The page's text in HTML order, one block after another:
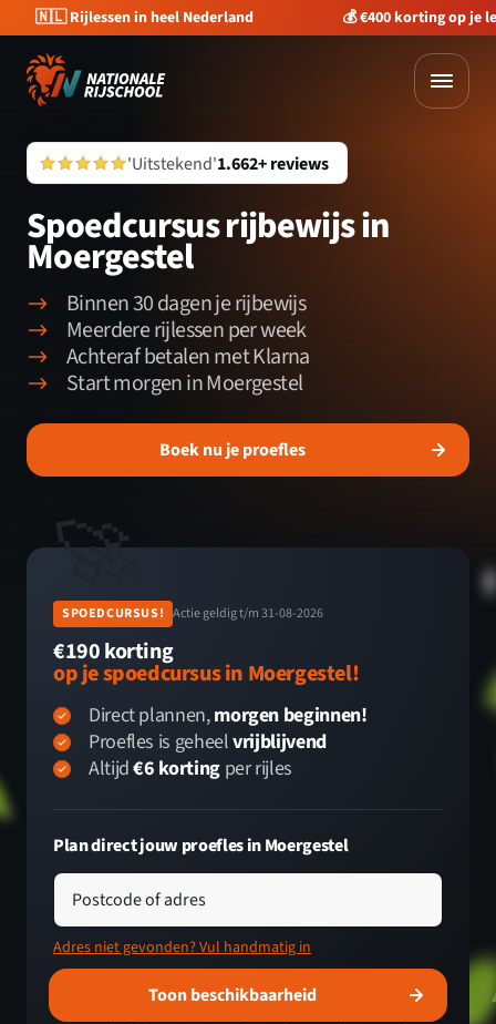
🇳🇱 Rijlessen in heel Nederland 💰 €400 korting op je
'Uitstekend'1.662+ reviews
Spoedcursus rijbewijs in
Moergestel
Binnen 30 dagen je rijbewijs
Meerdere rijlessen per week
Achteraf betalen met Klarna
Start morgen in Moergestel
Boek nu je proefles
🚀
SPOEDCURSUS! Actie geldig t/m 31-08-2026
€190 korting
op je spoedcursus in Moergestel!
Direct plannen,morgen beginnen!
Proefles is geheelvrijblijvend
Altijd€6 kortingper rijles
Plan direct jouw proefles in Moergestel
Postcode of adres
Adres niet gevonden? Vul handmatig in
Toon beschikbaarheid